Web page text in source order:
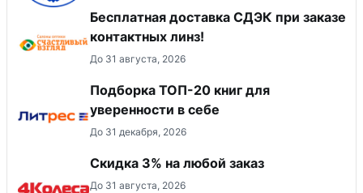
Бесплатная доставка СДЭК при заказе
контактных линз!
До 31 августа, 2026
Подборка ТОП-20 книг для
уверенности в себе
До 31 декабря, 2026
Скидка 3% на любой заказ
До 31 августа, 2026